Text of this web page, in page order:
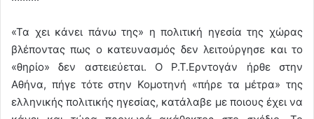
«Τα χει κάνει πάνω της» η πολιτική ηγεσία της χώρας
βλέποντας πως ο κατευνασμός δεν λειτούργησε και το
«θηρίο» δεν αστειεύεται. Ο Ρ.Τ.Ερντογάν ήρθε στην
Αθήνα, πήγε τότε στην Κομοτηνή «πήρε τα μέτρα» της
ελληνικής πολιτικής ηγεσίας, κατάλαβε με ποιους έχει να